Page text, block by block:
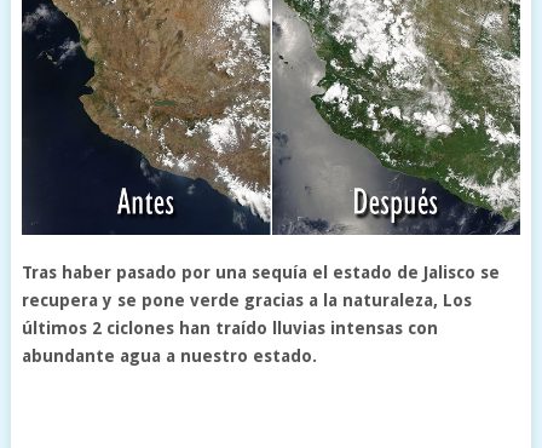
Tras haber pasado por una sequía el estado de Jalisco se
recupera y se pone verde gracias a la naturaleza, Los
últimos 2 ciclones han traído lluvias intensas con
abundante agua a nuestro estado.